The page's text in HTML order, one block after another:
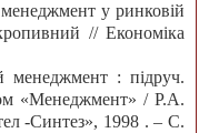
у ринковій
// Економіка
менеджмент : підруч.
«Менеджмент» / Р.А.
-Синтез», 1998 . – С.